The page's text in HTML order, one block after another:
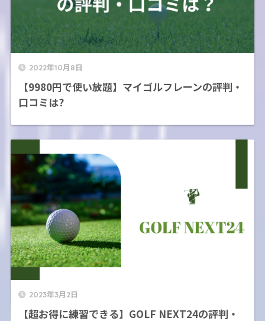
2022年10月8日
【9980円で使い放題】マイゴルフレーンの評判・
口コミは?
2023年3月2日
【超お得に練習できる】GOLF NEXT24の評判・